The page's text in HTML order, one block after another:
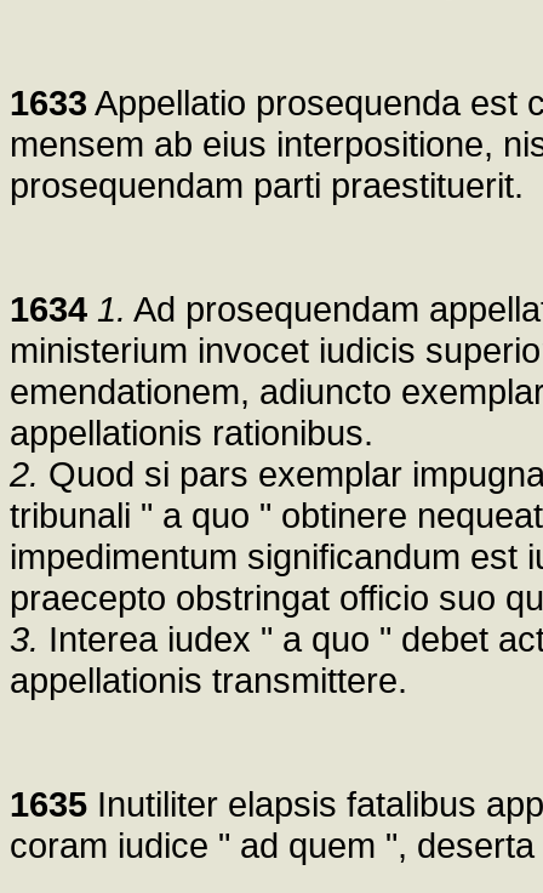
1633 Appellatio prosequenda est
mensem ab eius interpositione,
prosequendam parti praestituerit.
1634 1. Ad prosequendam
ministerium invocet iudicis
emendationem, adiuncto
appellationis rationibus.
2. Quod si pars exemplar
tribunali " a quo " obtinere
impedimentum significandum est
praecepto obstringat officio suo
3. Interea iudex " a quo " debet
appellationis transmittere.
1635 Inutiliter elapsis fatalibus
coram iudice " ad quem ",